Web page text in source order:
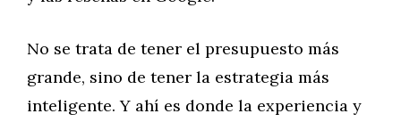
No se trata de tener el presupuesto más
grande, sino de tener la estrategia más
inteligente. Y ahí es donde la experiencia y